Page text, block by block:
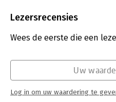
Uitgever:
Druk:
54
Jongbloed:
Serie:
Lezersrecensies
Wees de eerste die een
Uw
Log in om uw waardering te